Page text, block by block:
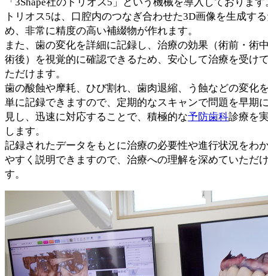
トリオス5は、口腔内のつなぎ合わせた3D画像を生成す
め、非常に精度の高い補綴物が作れます。
また、歯の変化を詳細に記録し、治療の効果（術前・術
術後）を視覚的に確認できるため、安心して治療を受け
ただけます。
歯の酸蝕や摩耗、ひび割れ、歯肉退縮、う蝕などの変化
単に記録できますので、定期的なスキャンで問題を早期
見し、迅速に対応することで、積極的な予防歯科診療を
します。
記録されたデータをもとに治療の必要性や進行状況をわ
やすく説明できますので、治療への理解を深めていただ
す。